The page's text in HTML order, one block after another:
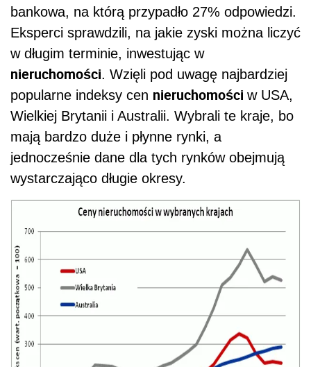
bankowa, na którą przypadło 27% odpowiedzi.
Eksperci sprawdzili, na jakie zyski można liczyć
w długim terminie, inwestując w
nieruchomości. Wzięli pod uwagę najbardziej
popularne indeksy cen nieruchomości w USA,
Wielkiej Brytanii i Australii. Wybrali te kraje, bo
mają bardzo duże i płynne rynki, a
jednocześnie dane dla tych rynków obejmują
wystarczająco długie okresy.